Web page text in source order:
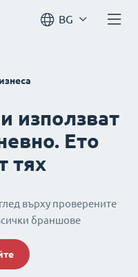
BG
използват
Ето
тях
върху проверените
браншове